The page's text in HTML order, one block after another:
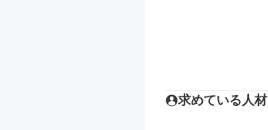
求めている人材